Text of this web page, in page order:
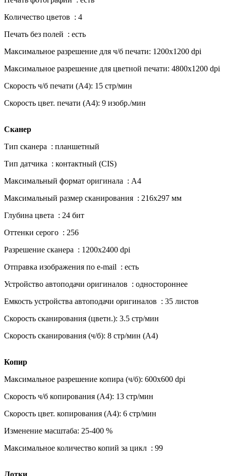
Количество цветов : 4
Печать без полей : есть
Максимальное разрешение для ч/б печати: 1200x1200 dpi
Максимальное разрешение для цветной печати: 4800x1200 dpi
Скорость ч/б печати (А4): 15 стр/мин
Скорость цвет. печати (А4): 9 изобр./мин
Сканер
Тип сканера : планшетный
Тип датчика : контактный (CIS)
Максимальный формат оригинала : A4
Максимальный размер сканирования : 216x297 мм
Глубина цвета : 24 бит
Оттенки серого : 256
Разрешение сканера : 1200x2400 dpi
Отправка изображения по e-mail : есть
Устройство автоподачи оригиналов : одностороннее
Емкость устройства автоподачи оригиналов : 35 листов
Скорость сканирования (цветн.): 3.5 стр/мин
Скорость сканирования (ч/б): 8 стр/мин (А4)
Копир
Максимальное разрешение копира (ч/б): 600x600 dpi
Скорость ч/б копирования (А4): 13 стр/мин
Скорость цвет. копирования (А4): 6 стр/мин
Изменение масштаба: 25-400 %
Максимальное количество копий за цикл : 99
Лотки